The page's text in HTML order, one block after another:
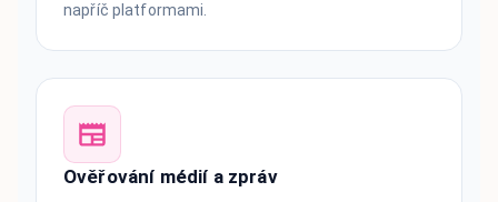
napříč platformami.
Ověřování médií a zpráv